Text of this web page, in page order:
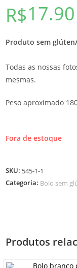
R$17.90
Produto sem
Todas as nossas
mesmas.
Peso aproximado
Fora de estoque
SKU: 545-1-1
Categoria: Bolo sem
Produtos